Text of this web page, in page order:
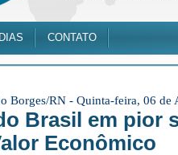
CONTATO
Borges/RN - Quinta-feira, 06 de
Brasil em pior
Econômico